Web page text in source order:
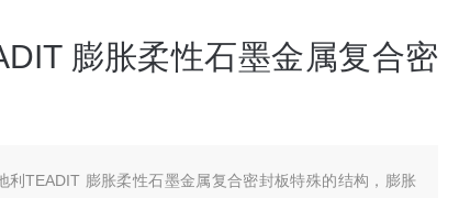
膨胀柔性石墨金属复合密
利TEADIT 膨胀柔性石墨金属复合密封板特殊的结构，膨胀